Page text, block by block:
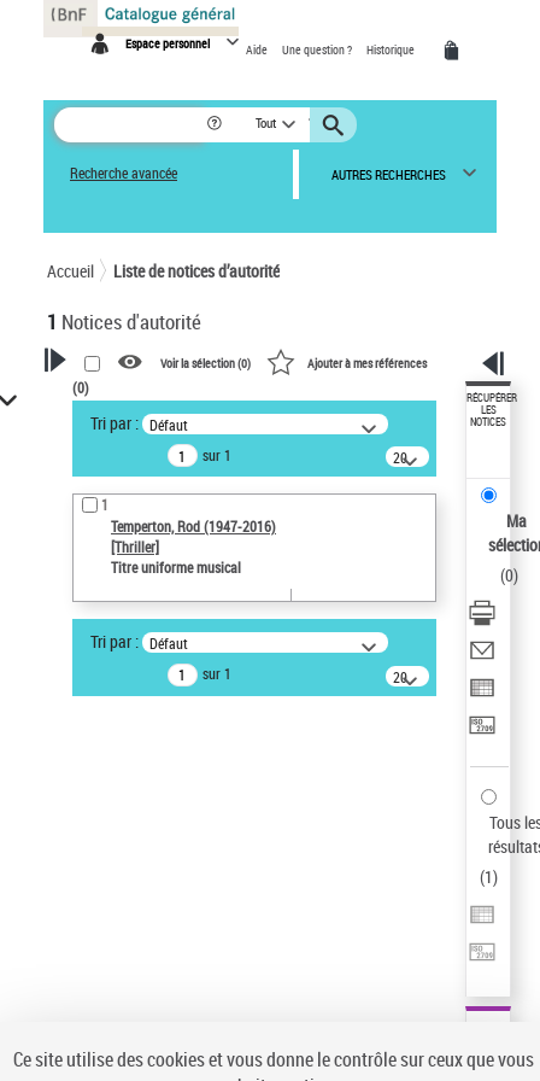
Espace personnel Aide Une question ? Historique
Tout
Recherche avancée AUTRES RECHERCHES
Accueil Liste de notices d’autorité
1 Notices d'autorité
VOTRE RECHERCHE
Recherche avancée dans les
notices d’autorité
Œuvres liées à l'auteur :
Temperton, Rod (1947-2016)
Type de notice d'autorité
Titre uniforme musical
Statut de la notice d’autorité
Voir la sélection (0) Ajouter à mes références
(0)
Tri par : Défaut
sur 1
20
résultats/page
1
Temperton, Rod (1947-2016)
[Thriller]
Titre uniforme musical
Tri par : Défaut
sur 1
20
résultats/page
RÉCUPÉRER
LES
NOTICES
Ma
(0)
Tous
(1)
Panneau de gestion des cookies
Ce site utilise des cookies et vous donne le contrôle sur ceux que vous